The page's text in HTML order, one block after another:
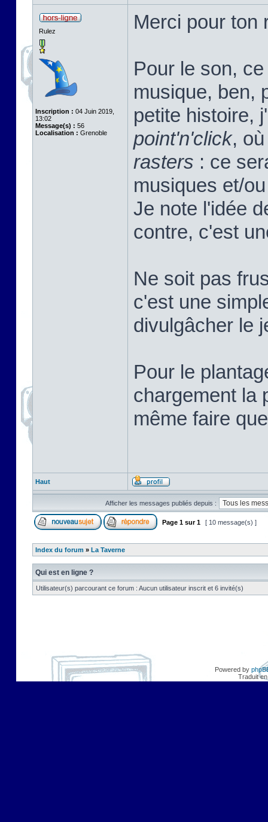
Rulez
Inscription : 04 Juin 2019,
13:02
Message(s) : 56
Localisation : Grenoble
Merci pour ton
Pour le son,
musique, ben,
petite histoire,
point'n'click,
rasters : ce
musiques et/
Je note l'idée
contre, c'est
Ne soit pas
c'est une
divulgâcher le
Pour le
chargement la
même faire
Haut
Afficher les messages publiés depuis :
Page 1 sur1 [ 10 message(s) ]
Index du forum » La Taverne
Qui est en ligne ?
Utilisateur(s) parcourant ce forum : Aucun utilisateur inscrit et 6 invité(s)
Powered by
Traduit